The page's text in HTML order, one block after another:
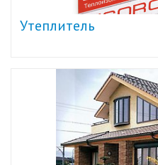
Утеплитель